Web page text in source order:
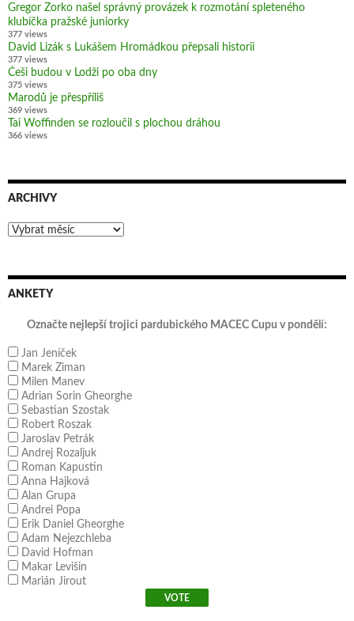
Gregor Zorko našel správný provázek k rozmotání spleteného
klubíčka pražské juniorky
377 views
David Lizák s Lukášem Hromádkou přepsali historii
377 views
Češi budou v Lodži po oba dny
375 views
Marodů je přespříliš
369 views
Tai Woffinden se rozloučil s plochou dráhou
366 views
ARCHIVY
Archivy
ANKETY
Označte nejlepší trojici pardubického MACEC Cupu v pondělí:
Jan Jeníček
Marek Ziman
Milen Manev
Adrian Sorin Gheorghe
Sebastian Szostak
Robert Roszak
Jaroslav Petrák
Andrej Rozaljuk
Roman Kapustin
Anna Hajková
Alan Grupa
Andrei Popa
Erik Daniel Gheorghe
Adam Nejezchleba
David Hofman
Makar Levišin
Marián Jirout